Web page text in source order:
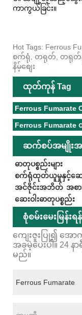
ကာကွယ်ခြင်း။
Hot Tags: Ferrous
စက်ရုံ, တရုတ်, တရုတ်နို
နိမ့်စျေး
ထုတ်ကုန် Tag
Ferrous Fumarate
Ferrous
ဆက်စပ်အမျိုးအ
ဓာတုပစ္စည်းများ
စက်ရုံထုတ်ယူမှုနှင့်ဆေး
အင်ဇိုင်းအဘိတ် အစ
ဆေးဝါးဓာတုပစ္စည်း
စုံစမ်းမေးမြန်းရ
ကျေးဇူးပြု၍ အော
အခမဲ့ပေးပါ။ 24 န
မည်။